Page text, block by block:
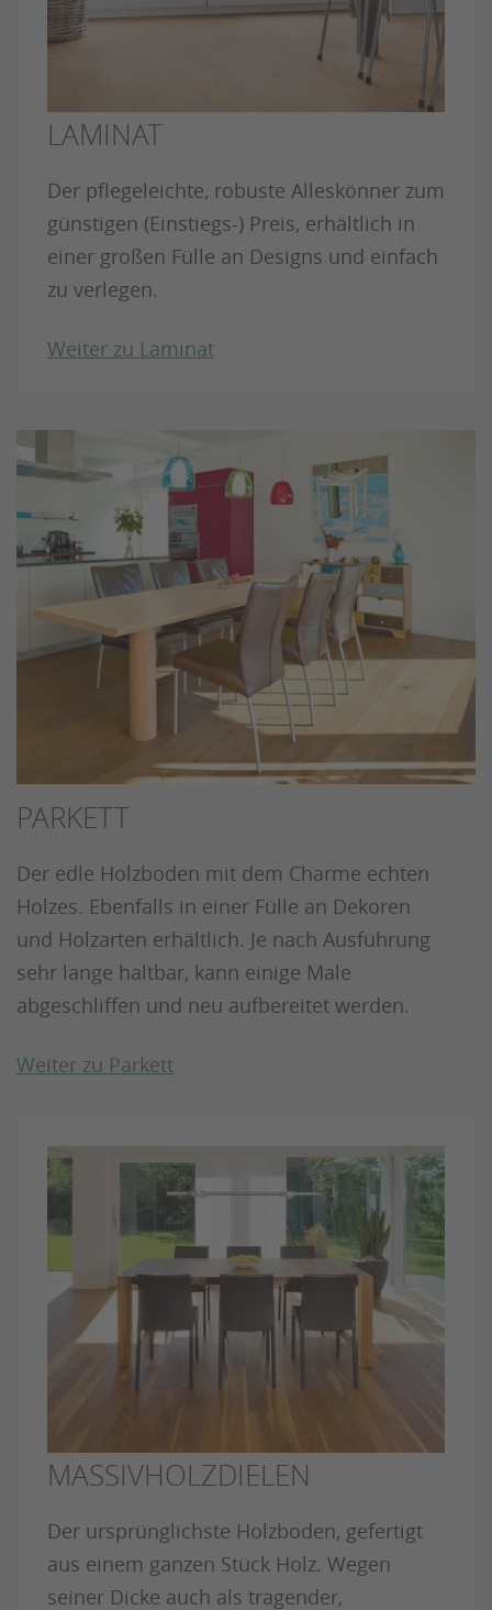
LAMINAT
Der pflegeleichte, robuste Alleskönner zum
günstigen (Einstiegs-) Preis, erhältlich in
einer großen Fülle an Designs und einfach
zu verlegen.
Weiter zu Laminat
PARKETT
Der edle Holzboden mit dem Charme echten
Holzes. Ebenfalls in einer Fülle an Dekoren
und Holzarten erhältlich. Je nach Ausführung
sehr lange haltbar, kann einige Male
abgeschliffen und neu aufbereitet werden.
Weiter zu Parkett
MASSIVHOLZDIELEN
Der ursprünglichste Holzboden, gefertigt
aus einem ganzen Stück Holz. Wegen
seiner Dicke auch als tragender,